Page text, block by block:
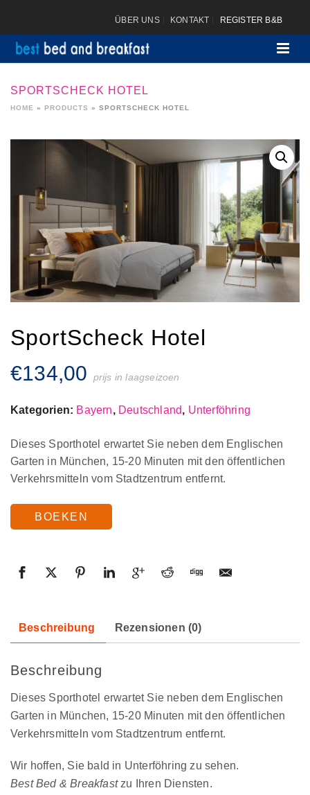
ÜBER UNS KONTAKT REGISTER B&B
SPORTSCHECK HOTEL
HOME » PRODUCTS » SPORTSCHECK HOTEL
SportScheck Hotel
€134,00 prijs in laagseizoen
Kategorien: Bayern, Deutschland, Unterföhring
Dieses Sporthotel erwartet Sie neben dem Englischen
Garten in München, 15-20 Minuten mit den öffentlichen
Verkehrsmitteln vom Stadtzentrum entfernt.
BOEKEN
Beschreibung Rezensionen (0)
Beschreibung
Dieses Sporthotel erwartet Sie neben dem Englischen
Garten in München, 15-20 Minuten mit den öffentlichen
Verkehrsmitteln vom Stadtzentrum entfernt.
Wir hoffen, Sie bald in Unterföhring zu sehen.
Best Bed & Breakfastzu Ihren Diensten.